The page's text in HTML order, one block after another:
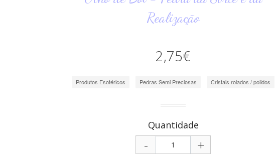
Realização
2,75€
Produtos Esotéricos Pedras Semi Preciosas Cristais rolados / polidos
Quantidade
+
-